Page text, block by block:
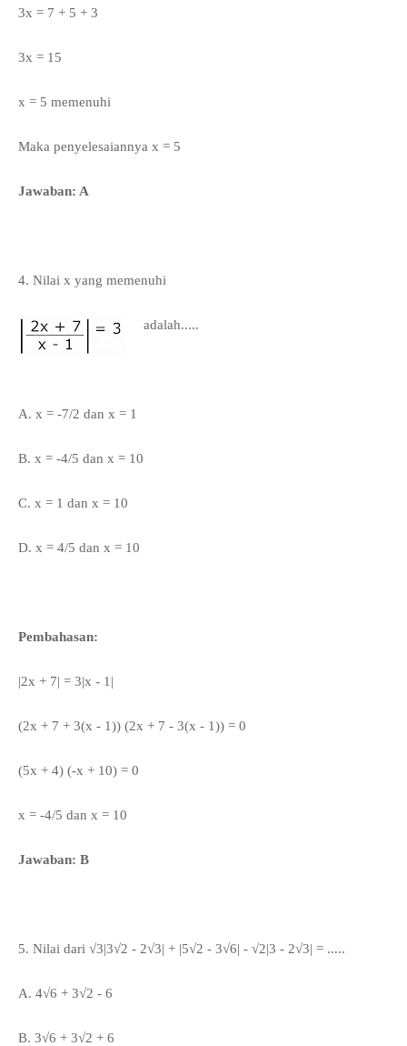
3x = 7 + 5 + 3
3x = 15
x = 5 memenuhi
Maka penyelesaiannya x = 5
Jawaban: A
4. Nilai x yang memenuhi
adalah.....
A. x = -7/2 dan x = 1
B. x = -4/5 dan x = 10
C. x = 1 dan x = 10
D. x = 4/5 dan x = 10
Pembahasan:
|2x + 7| = 3|x - 1|
(2x + 7 + 3(x - 1)) (2x + 7 - 3(x - 1)) = 0
(5x + 4) (-x + 10) = 0
x = -4/5 dan x = 10
Jawaban: B
5. Nilai dari √3|3√2 - 2√3| + |5√2 - 3√6| - √2|3 - 2√3| = .....
A. 4√6 + 3√2 - 6
B. 3√6 + 3√2 + 6